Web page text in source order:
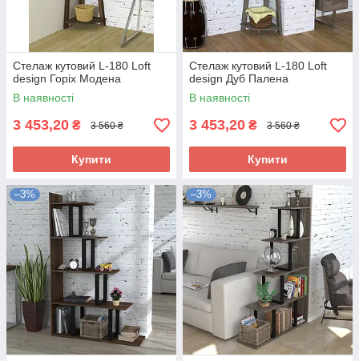
Стелаж кутовий L-180 Loft
design Горіх Модена
В наявності
3 453,20 ₴ 3 560 ₴
Купити
Стелаж кутовий L-180 Loft
design Дуб Палена
В наявності
3 453,20 ₴ 3 560 ₴
Купити
–3% –3%